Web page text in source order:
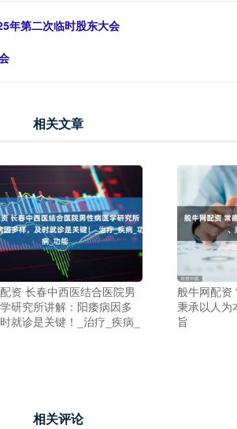
年第二次临时股东大会
相关文章
资 长春中西医结合医院男
研究所讲解：阳痿病因多
就诊是关键！_治疗_疾病_
般牛网配资
秉承以人为
旨
相关评论